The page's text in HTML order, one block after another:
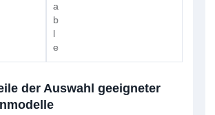
a
b
l
e
a
b
l
e
der Auswahl geeigneter